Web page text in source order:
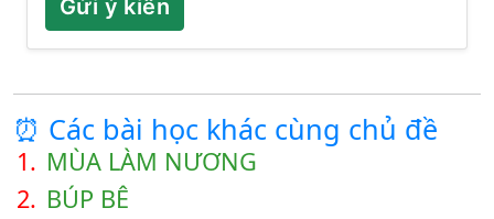
Gửi ý kiến
⏰ Các bài học khác cùng chủ đề
1. MÙA LÀM NƯƠNG
2. BÚP BÊ